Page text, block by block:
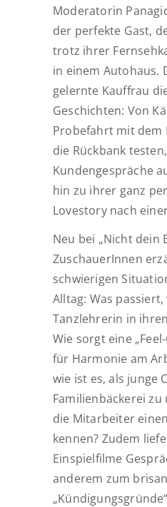
Moderatorin
der perfekte Gast,
trotz ihrer
in einem Autohaus.
gelernte Kauffrau
Geschichten: Von
Probefahrt mit dem
die Rückbank
Kundengespräche
hin zu ihrer ganz
Lovestory nach
Neu bei „Nicht dein
ZuschauerInnen
schwierigen
Alltag: Was
Tanzlehrerin in
Wie sorgt eine
für Harmonie am
wie ist es, als junge
Familienbäckerei
die Mitarbeiter
kennen? Zudem
Einspielfilme
anderem zum